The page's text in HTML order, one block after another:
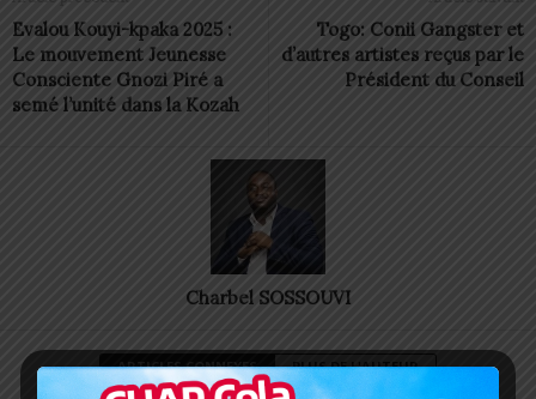
Evalou Kouyi-kpaka 2025 :
Le mouvement Jeunesse
Consciente Gnozi Piré a
semé l’unité dans la Kozah
Togo: Conii Gangster et
d’autres artistes reçus par le
Président du Conseil
Charbel SOSSOUVI
ARTICLES CONNEXES PLUS DE L'AUTEUR